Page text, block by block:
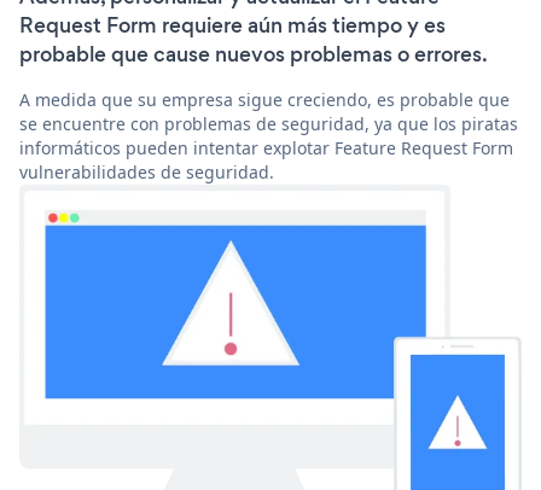
Request Form requiere aún más tiempo y es
probable que cause nuevos problemas o errores.
A medida que su empresa sigue creciendo, es probable que
se encuentre con problemas de seguridad, ya que los piratas
informáticos pueden intentar explotar Feature Request Form
vulnerabilidades de seguridad.